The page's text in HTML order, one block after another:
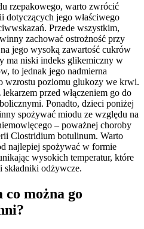
rzepakowego, warto zwrócić
dotyczących jego właściwego
Przede wszystkim,
zachować ostrożność przy
jego wysoką zawartość cukrów
ma niski indeks glikemiczny w
to jednak jego nadmierna
wzrostu poziomu glukozy we krwi.
przed włączeniem go do
Ponadto, dzieci poniżej
spożywać miodu ze względu na
– poważnej choroby
Clostridium botulinum. Warto
najlepiej spożywać w formie
wysokich temperatur, które
składniki odżywcze.
można go